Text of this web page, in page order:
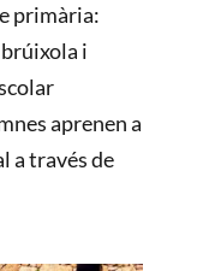
primària:
i
aprenen a
a través de